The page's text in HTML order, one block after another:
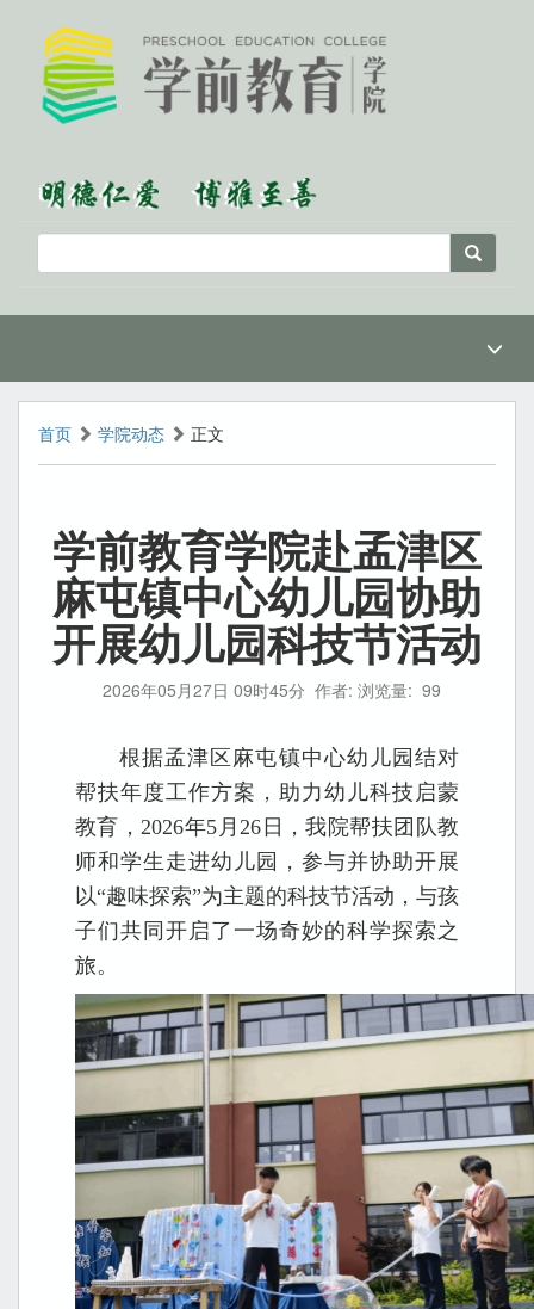
首页 学院动态 正文
学前教育学院赴孟津区
麻屯镇中心幼儿园协助
开展幼儿园科技节活动
2026年05月27日 09时45分 作者: 浏览量: 99
根据孟津区麻屯镇中心幼儿园结对
帮扶年度工作方案，助力幼儿科技启蒙
教育，2026年5月26日，我院帮扶团队教
师和学生走进幼儿园，参与并协助开展
以“趣味探索”为主题的科技节活动，与孩
子们共同开启了一场奇妙的科学探索之
旅。